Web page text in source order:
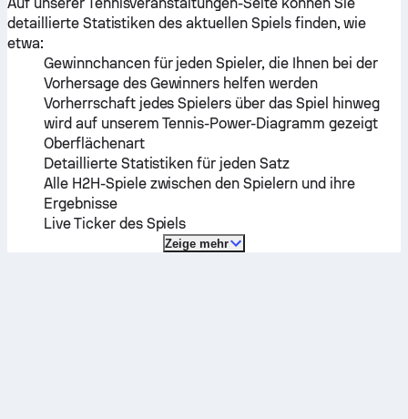
detaillierte Statistiken des aktuellen Spiels finden, wie
etwa:
Gewinnchancen für jeden Spieler, die Ihnen bei der
Vorhersage des Gewinners helfen werden
Vorherrschaft jedes Spielers über das Spiel hinweg
wird auf unserem Tennis-Power-Diagramm gezeigt
Oberflächenart
Detaillierte Statistiken für jeden Satz
Alle H2H-Spiele zwischen den Spielern und ihre
Ergebnisse
Live Ticker des Spiels
Zeige mehr